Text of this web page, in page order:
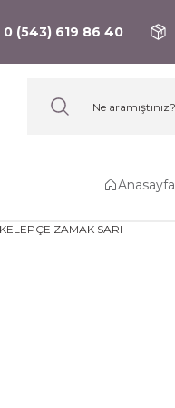
0 (543) 619 86 40
Anasayfa